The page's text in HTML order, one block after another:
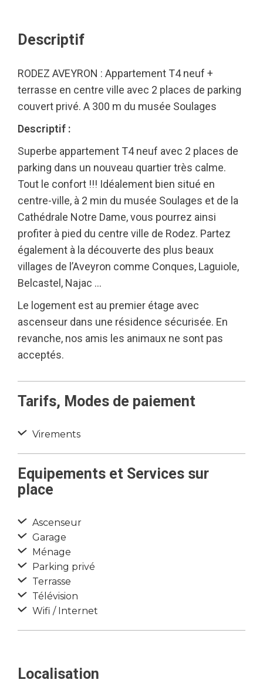
Descriptif
RODEZ AVEYRON : Appartement T4 neuf +
terrasse en centre ville avec 2 places de parking
couvert privé. A 300 m du musée Soulages
Descriptif :
Superbe appartement T4 neuf avec 2 places de
parking dans un nouveau quartier très calme.
Tout le confort !!! Idéalement bien situé en
centre-ville, à 2 min du musée Soulages et de la
Cathédrale Notre Dame, vous pourrez ainsi
profiter à pied du centre ville de Rodez. Partez
également à la découverte des plus beaux
villages de l’Aveyron comme Conques, Laguiole,
Belcastel, Najac …
Le logement est au premier étage avec
ascenseur dans une résidence sécurisée. En
revanche, nos amis les animaux ne sont pas
acceptés.
Tarifs, Modes de paiement
Virements
Equipements et Services sur
place
Ascenseur
Garage
Ménage
Parking privé
Terrasse
Télévision
Wifi / Internet
Localisation